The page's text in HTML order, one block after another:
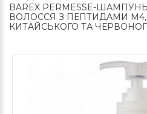
BAREX PERMESSE-
ВОЛОССЯ З ПЕПТИДАМИ М4,
КИТАЙСЬКОГО ТА